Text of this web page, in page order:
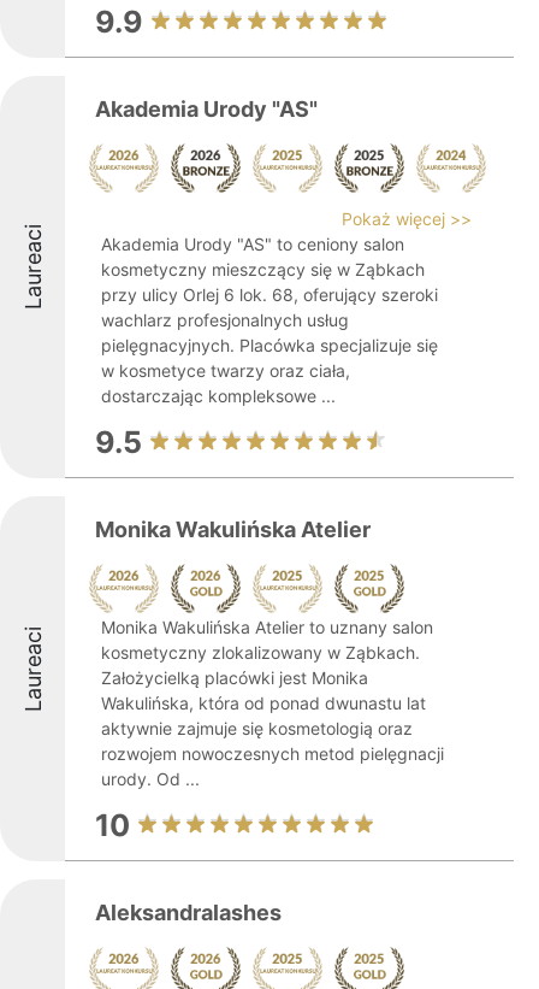
9.9
Laureaci
Akademia Urody "AS"
Pokaż więcej >>
Akademia Urody "AS" to ceniony salon
kosmetyczny mieszczący się w Ząbkach
przy ulicy Orlej 6 lok. 68, oferujący szeroki
wachlarz profesjonalnych usług
pielęgnacyjnych. Placówka specjalizuje się
w kosmetyce twarzy oraz ciała,
dostarczając kompleksowe ...
9.5
Laureaci
Monika Wakulińska Atelier
Monika Wakulińska Atelier to uznany salon
kosmetyczny zlokalizowany w Ząbkach.
Założycielką placówki jest Monika
Wakulińska, która od ponad dwunastu lat
aktywnie zajmuje się kosmetologią oraz
rozwojem nowoczesnych metod pielęgnacji
urody. Od ...
10
Aleksandralashes